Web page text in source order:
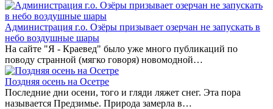
Администрация г.о. Озёры призывает озерчан не запускать в
небо воздушные шары
На сайте "Я - Краевед" было уже много публикаций по
поводу странной (мягко говоря) новомодной…
Поздняя осень на Осетре
Последние дни осени, того и гляди ляжет снег. Эта пора
называется Предзимье. Природа замерла в…